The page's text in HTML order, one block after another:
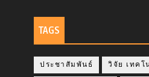
TAGS
ประชาสัมพันธ์ วิจัย เทคโ